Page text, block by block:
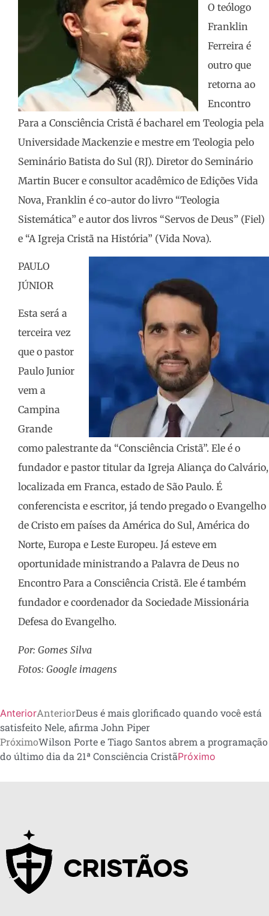
O teólogo
Franklin
Ferreira é
outro que
retorna ao
Encontro
Para a Consciência Cristã é bacharel em Teologia pela
Universidade Mackenzie e mestre em Teologia pelo
Seminário Batista do Sul (RJ). Diretor do Seminário
Martin Bucer e consultor acadêmico de Edições Vida
Nova, Franklin é co-autor do livro “Teologia
Sistemática” e autor dos livros “Servos de Deus” (Fiel)
e “A Igreja Cristã na História” (Vida Nova).
PAULO
JÚNIOR
Esta será a
terceira vez
que o pastor
Paulo Junior
vem a
Campina
Grande
como palestrante da “Consciência Cristã”. Ele é o
fundador e pastor titular da Igreja Aliança do Calvário,
localizada em Franca, estado de São Paulo. É
conferencista e escritor, já tendo pregado o Evangelho
de Cristo em países da América do Sul, América do
Norte, Europa e Leste Europeu. Já esteve em
oportunidade ministrando a Palavra de Deus no
Encontro Para a Consciência Cristã. Ele é também
fundador e coordenador da Sociedade Missionária
Defesa do Evangelho.
Por: Gomes Silva
Fotos: Google imagens
AnteriorAnteriorDeus é mais glorificado quando você está
satisfeito Nele, afirma John Piper
PróximoWilson Porte e Tiago Santos abrem a programação
do último dia da 21ª Consciência CristãPróximo